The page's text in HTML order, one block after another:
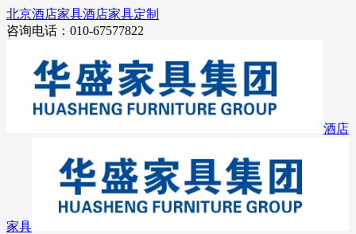
北京酒店家具酒店家具定制
咨询电话：010-67577822
酒店
家具